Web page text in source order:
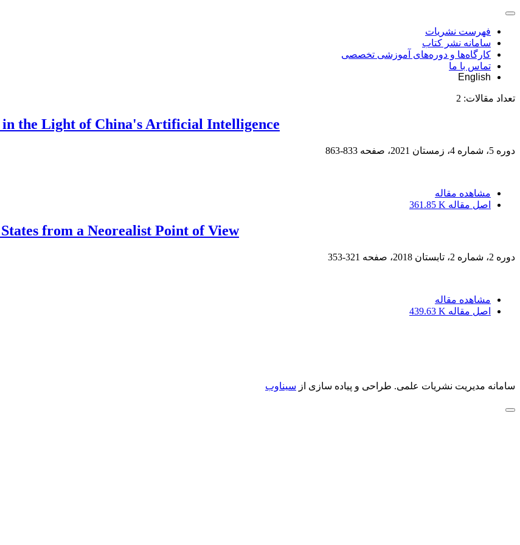
فهرست نشریات
سامانه نشر کتاب
کارگاه‌ها و دوره‌های آموزشی تخصصی
تماس با ما
English
تعداد مقالات: 2
in the Light of China's Artificial Intelligence
دوره 5، شماره 4، زمستان 2021، صفحه 833-863
مشاهده مقاله
اصل مقاله 361.85 K
from a Neorealist Point of View
دوره 2، شماره 2، تابستان 2018، صفحه 321-353
مشاهده مقاله
اصل مقاله 439.63 K
سامانه مدیریت نشریات علمی. طراحی و پیاده سازی از سیناوب